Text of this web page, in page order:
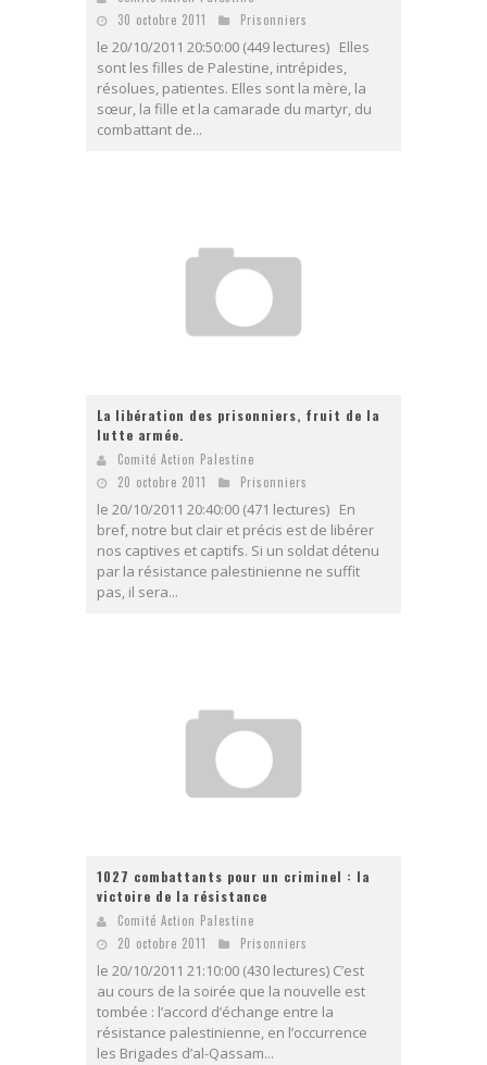
30 octobre 2011
Prisonniers
le 20/10/2011 20:50:00 (449 lectures) Elles
sont les filles de Palestine, intrépides,
résolues, patientes. Elles sont la mère, la
sœur, la fille et la camarade du martyr, du
combattant de...
La libération des prisonniers, fruit de la
lutte armée.
Comité Action Palestine
20 octobre 2011
Prisonniers
le 20/10/2011 20:40:00 (471 lectures) En
bref, notre but clair et précis est de libérer
nos captives et captifs. Si un soldat détenu
par la résistance palestinienne ne suffit
pas, il sera...
1027 combattants pour un criminel : la
victoire de la résistance
Comité Action Palestine
20 octobre 2011
Prisonniers
le 20/10/2011 21:10:00 (430 lectures) C’est
au cours de la soirée que la nouvelle est
tombée : l’accord d’échange entre la
résistance palestinienne, en l’occurrence
les Brigades d’al-Qassam...